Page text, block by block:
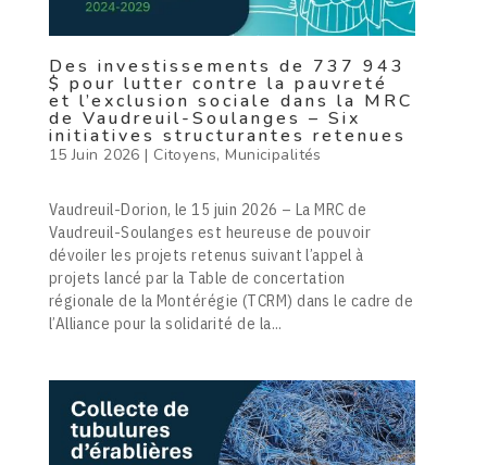
Des investissements de 737 943
$ pour lutter contre la pauvreté
et l’exclusion sociale dans la MRC
de Vaudreuil-Soulanges – Six
initiatives structurantes retenues
15 Juin 2026 | Citoyens,Municipalités
Vaudreuil-Dorion, le 15 juin 2026 – La MRC de
Vaudreuil-Soulanges est heureuse de pouvoir
dévoiler les projets retenus suivant l’appel à
projets lancé par la Table de concertation
régionale de la Montérégie (TCRM) dans le cadre de
l’Alliance pour la solidarité de la...